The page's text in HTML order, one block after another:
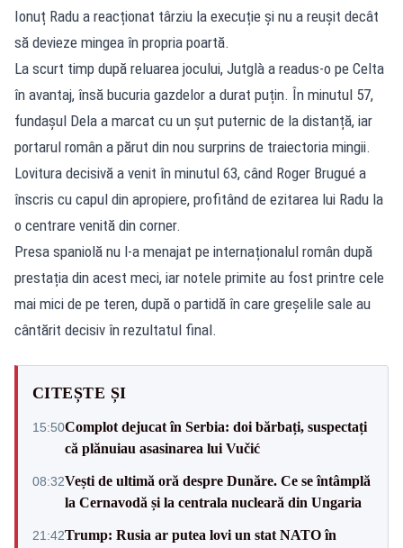
Ionuț Radu a reacționat târziu la execuție și nu a reușit decât
să devieze mingea în propria poartă.
La scurt timp după reluarea jocului, Jutglà a readus-o pe Celta
în avantaj, însă bucuria gazdelor a durat puțin. În minutul 57,
fundașul Dela a marcat cu un șut puternic de la distanță, iar
portarul român a părut din nou surprins de traiectoria mingii.
Lovitura decisivă a venit în minutul 63, când Roger Brugué a
înscris cu capul din apropiere, profitând de ezitarea lui Radu la
o centrare venită din corner.
Presa spaniolă nu l-a menajat pe internaționalul român după
prestația din acest meci, iar notele primite au fost printre cele
mai mici de pe teren, după o partidă în care greșelile sale au
cântărit decisiv în rezultatul final.
CITEȘTE ȘI
15:50Complot dejucat în Serbia: doi bărbați, suspectați
că plănuiau asasinarea lui Vučić
08:32Vești de ultimă oră despre Dunăre. Ce se întâmplă
la Cernavodă și la centrala nucleară din Ungaria
21:42Trump: Rusia ar putea lovi un stat NATO în